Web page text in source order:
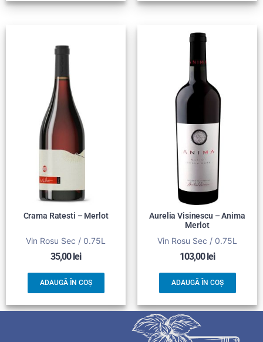
Crama Ratesti – Merlot
Vin Rosu Sec / 0.75L
35,00 lei
ADAUGĂ ÎN COȘ
Aurelia Visinescu – Anima
Merlot
Vin Rosu Sec / 0.75L
103,00 lei
ADAUGĂ ÎN COȘ